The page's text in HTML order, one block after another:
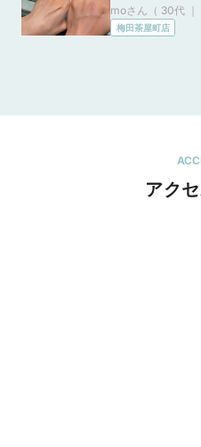
どのラグジュア
ケアの充実度や
moさん（ 30代 ｜
梅田茶屋町店
アク